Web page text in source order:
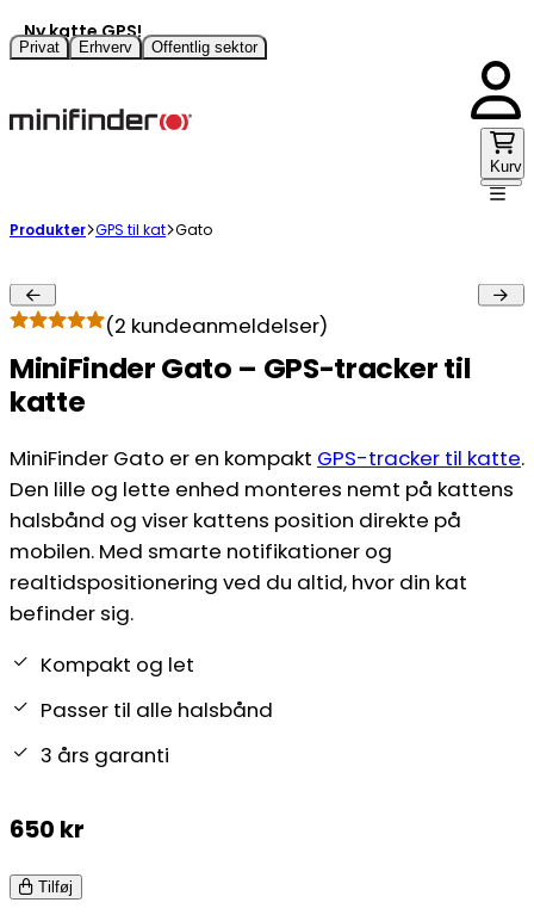
Privat Erhverv Offentlig sektor
Kurv
Produkter GPS til kat Gato
Ny katte GPS!
(2 kundeanmeldelser)
MiniFinder Gato – GPS-tracker til
katte
MiniFinder Gato er en kompakt GPS-tracker til katte.
Den lille og lette enhed monteres nemt på kattens
halsbånd og viser kattens position direkte på
mobilen. Med smarte notifikationer og
realtidspositionering ved du altid, hvor din kat
befinder sig.
Kompakt og let
Passer til alle halsbånd
3 års garanti
650 kr
Tilføj